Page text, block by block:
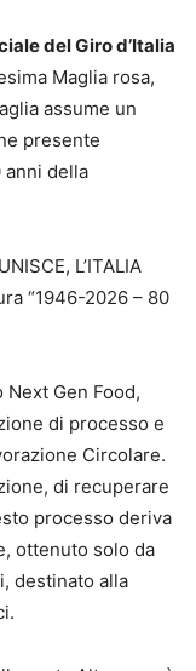
del Giro d’Italia
Maglia rosa,
assume un
presente
anni della
L’ITALIA
“1946-2026 – 80
Gen Food,
di processo e
Circolare.
di recuperare
processo deriva
ottenuto solo da
destinato alla